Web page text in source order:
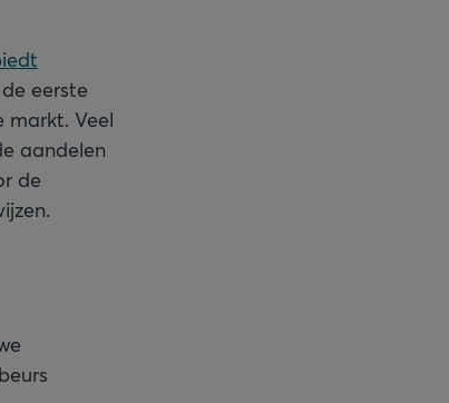
eerste
markt. Veel
aandelen
de